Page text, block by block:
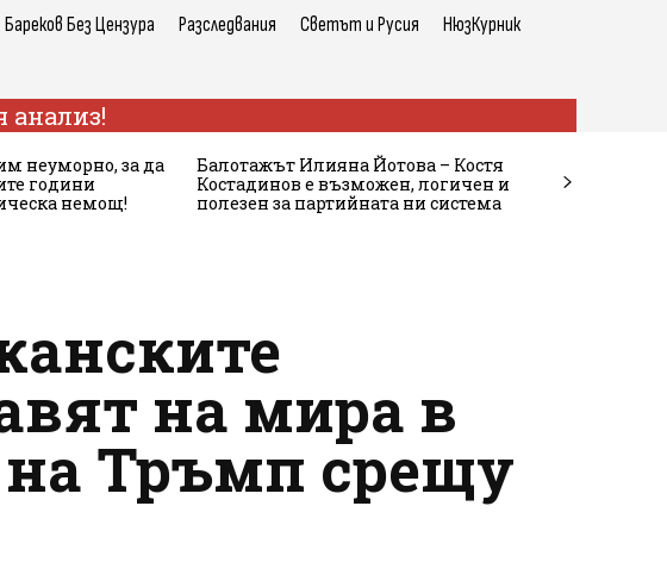
Бареков Без Цензура Разследвания Светът и Русия НюзКурник
анализ!
неуморно, за да
години
немощ!
Балотажът Илияна Йотова – Костя
Костадинов е възможен, логичен и
полезен за партийната ни система
на мира в
Тръмп срещу